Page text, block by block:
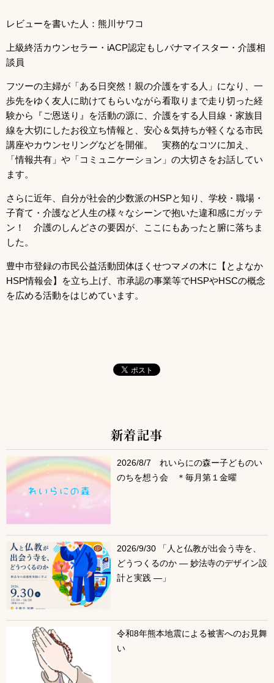
レビューを書いた人：熊川サワコ
上級終活カウンセラー・iACP認定もしバナマイスター・介護相
談員
フツーの主婦が「ある日突然！親の介護をする人」になり、一
歩先をゆく友人に助けてもらいながら看取りまで走り切った経
験から『ご恩送り』を活動の源に、介護をする人目線・家族目
線を大切にしたお役立ち情報と、安心＆気持ちが軽くなる市民
講座やカウンセリングなどを開催。 実務的なコツに加え、
「情報共有」や「コミュニケーション」の大切さをお話してい
ます。
さらに近年、自分が社会的少数派のHSPと知り、学校・職場・
子育て・介護など人生の様々なシーンで抱いた違和感にガッテ
ン！ 介護のしんどさの要因が、ここにもあったと腑に落ちま
した。
豊中市登録の市民公益活動団体ほくせつマメの木に【とよなか
HSP情報会】を立ち上げ、市承認の事業等でHSPやHSCの概念
を広める活動をはじめています。
サブコンテンツ
新着記事
2026/8/7 れいらにの森ー子どものい
のちを想う会 ＊毎月第１金曜
2026/9/30 「人と仏教が出会う寺を、
どうつくるのか ― 妙法寺のデザイン設
計と実践 ―」
令和8年熊本地震による被害へのお見舞
い